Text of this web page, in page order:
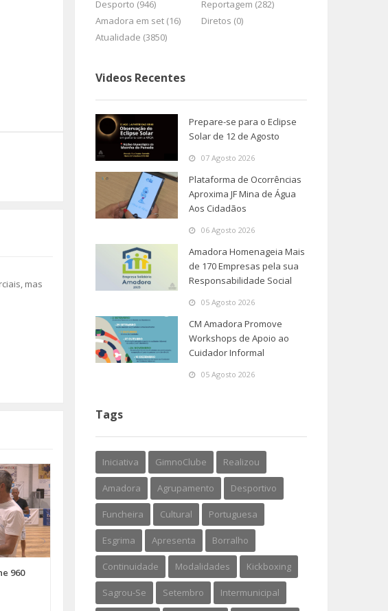
mas
960
Desporto (946)
Reportagem (282)
Amadora em set (16)
Diretos (0)
Atualidade (3850)
Videos Recentes
Prepare-se para o Eclipse
Solar de 12 de Agosto
07 Agosto 2026
Plataforma de Ocorrências
Aproxima JF Mina de Água
Aos Cidadãos
06 Agosto 2026
Amadora Homenageia Mais
de 170 Empresas pela sua
Responsabilidade Social
05 Agosto 2026
CM Amadora Promove
Workshops de Apoio ao
Cuidador Informal
05 Agosto 2026
Tags
Iniciativa GimnoClube Realizou
Amadora Agrupamento Desportivo
Funcheira Cultural Portuguesa
Esgrima Apresenta Borralho
Continuidade Modalidades Kickboxing
Sagrou-Se Setembro Intermunicipal